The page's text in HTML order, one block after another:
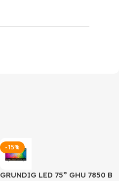
-15%
GRUNDIG LED 75” GHU 7850 B